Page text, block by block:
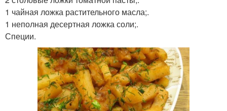
1 чайная ложка растительного масла;.
1 неполная десертная ложка соли;.
Специи.